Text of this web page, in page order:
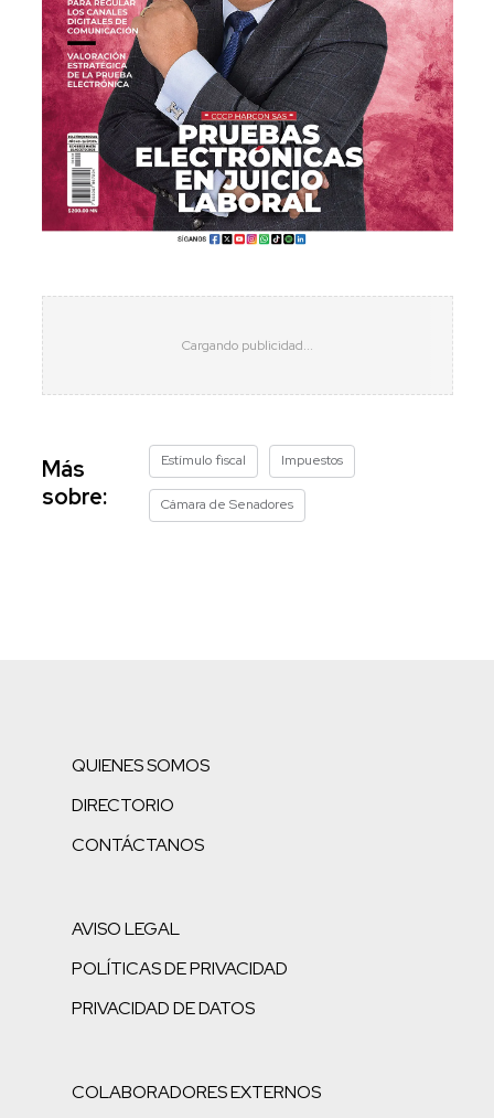
Más
sobre:
Estímulo fiscal Impuestos
Cámara de Senadores
QUIENES SOMOS
DIRECTORIO
CONTÁCTANOS
AVISO LEGAL
POLÍTICAS DE PRIVACIDAD
PRIVACIDAD DE DATOS
COLABORADORES EXTERNOS